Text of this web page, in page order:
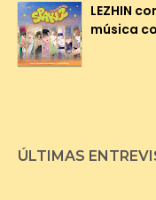
LEZHIN
música
ÚLTIMAS